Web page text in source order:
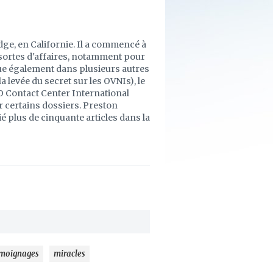
en Californie. Il a commencé à
d'affaires, notamment pour
également dans plusieurs autres
du secret sur les OVNIs), le
Contact Center International
certains dossiers. Preston
plus de cinquante articles dans la
miracles